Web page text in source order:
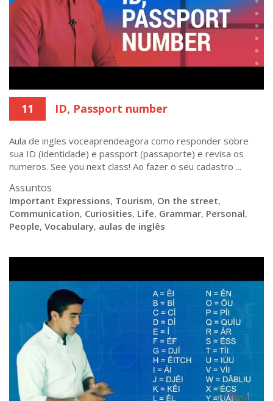
11 ID, Passport number
Aula de ingles voceaprendeagora como responder sobre
sua ID (identidade) e passport (passaporte) e revisa os
numeros. See you next class! Ao fazer o seu cadastro ...
Assuntos
Important Expressions, Tourism, On the street,
Communication, Curiosities, Life, Grammar, Personal,
People, Vocabulary, aulas de inglês